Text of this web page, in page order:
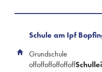
Schule am Ipf
Grundschule
offoffoffoffoffoff